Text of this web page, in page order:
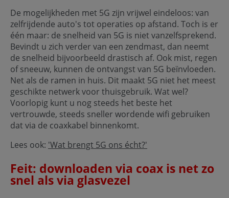
De mogelijkheden met 5G zijn vrijwel eindeloos: van
zelfrijdende auto's tot operaties op afstand. Toch is er
één maar: de snelheid van 5G is niet vanzelfsprekend.
Bevindt u zich verder van een zendmast, dan neemt
de snelheid bijvoorbeeld drastisch af. Ook mist, regen
of sneeuw, kunnen de ontvangst van 5G beïnvloeden.
Net als de ramen in huis. Dit maakt 5G niet het meest
geschikte netwerk voor thuisgebruik. Wat wel?
Voorlopig kunt u nog steeds het beste het
vertrouwde, steeds sneller wordende wifi gebruiken
dat via de coaxkabel binnenkomt.
Lees ook: 'Wat brengt 5G ons écht?'
Feit: downloaden via coax is net zo
snel als via glasvezel